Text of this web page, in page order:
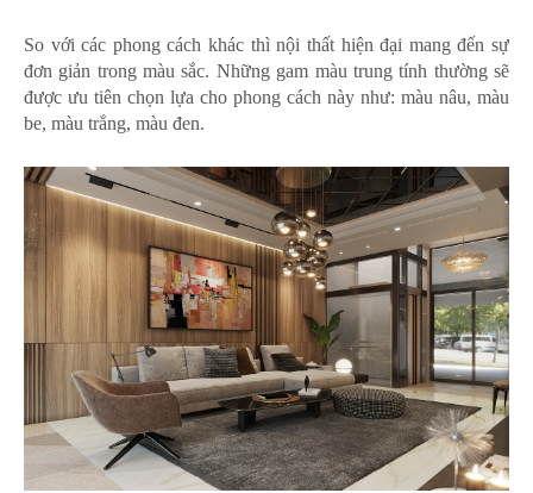
So với các phong cách khác thì nội thất hiện đại mang đến sự
đơn giản trong màu sắc. Những gam màu trung tính thường sẽ
được ưu tiên chọn lựa cho phong cách này như: màu nâu, màu
be, màu trắng, màu đen.